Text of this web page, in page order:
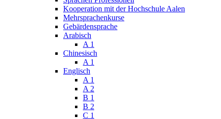
Kooperation mit der Hochschule Aalen
Mehrsprachenkurse
Gebärdensprache
Arabisch
A 1
Chinesisch
A 1
Englisch
A 1
A 2
B 1
B 2
C 1